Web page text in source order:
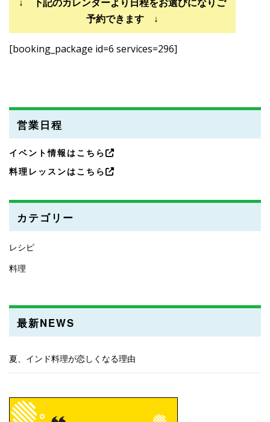
予約できます ↓
[booking_package id=6 services=296]
営業日程
イベント情報はこちら
料理レッスンはこちら
カテゴリー
レシピ
料理
最新NEWS
夏、インド料理が恋しくなる理由